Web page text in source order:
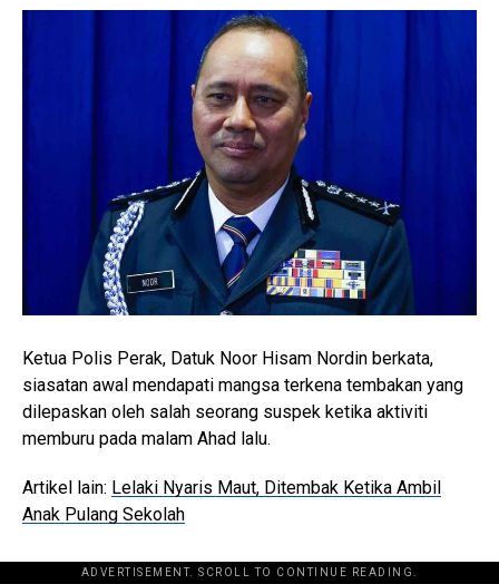
Ketua Polis Perak, Datuk Noor Hisam Nordin berkata,
siasatan awal mendapati mangsa terkena tembakan yang
dilepaskan oleh salah seorang suspek ketika aktiviti
memburu pada malam Ahad lalu.
Artikel lain: Lelaki Nyaris Maut, Ditembak Ketika Ambil
Anak Pulang Sekolah
ADVERTISEMENT. SCROLL TO CONTINUE READING.